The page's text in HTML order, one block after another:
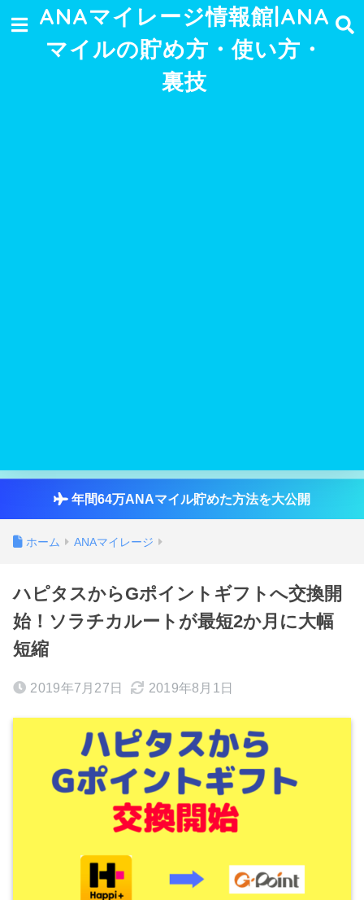
ANAマイレージ情報館|ANA
マイルの貯め方・使い方・
裏技
年間64万ANAマイル貯めた方法を大公開
ホーム ANAマイレージ
ハピタスからGポイントギフトへ交換開
始！ソラチカルートが最短2か月に大幅
短縮
2019年7月27日 2019年8月1日